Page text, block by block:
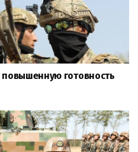
готовность